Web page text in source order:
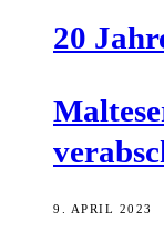
20
9. APRIL 2023